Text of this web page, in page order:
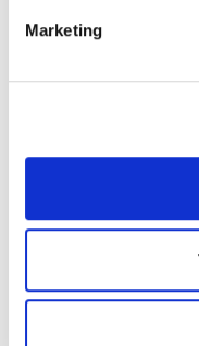
Marketing
Humanitære
Konflikter påvirker
politiske
personlige
kan
fortællinger fra
arbejde.
Kultur,